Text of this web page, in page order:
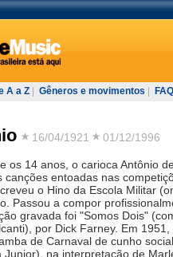
A a Z Gêneros e movimentos FAQ
16/04/1921 01/12/1996
os 14 anos, o carioca Antônio
canções entoadas nas
o Hino da Escola Militar
Passou a compor
gravada foi "Somos Dois"
por Dick Farney. Em
de Carnaval de cunho
Junior), na interpretação de